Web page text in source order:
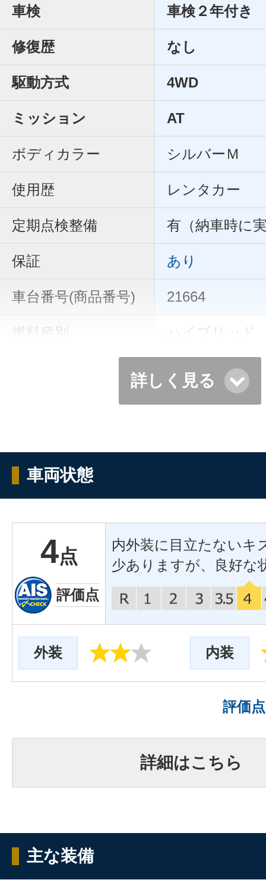
車検 車検２年付き
修復歴 なし
駆動方式 4WD
ミッション AT
ボディカラー シルバーＭ
使用歴 レンタカー
定期点検整備 有（納車時に
保証 あり
車台番号(商品番号) 21664
燃料種別 ハイブリッド
詳しく見る
車両状態
4点
評価点
内外装に目立たないキ
少ありますが、良好な
外装 内装
評価
詳細はこちら
主な装備